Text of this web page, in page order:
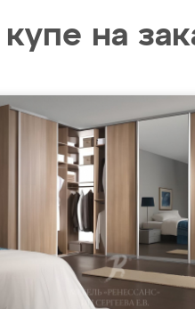
купе на